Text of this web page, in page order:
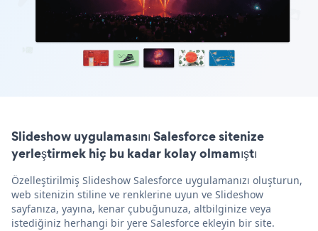
Slideshow uygulamasını Salesforce sitenize
yerleştirmek hiç bu kadar kolay olmamıştı
Özelleştirilmiş Slideshow Salesforce uygulamanızı oluşturun,
web sitenizin stiline ve renklerine uyun ve Slideshow
sayfanıza, yayına, kenar çubuğunuza, altbilginize veya
istediğiniz herhangi bir yere Salesforce ekleyin bir site.